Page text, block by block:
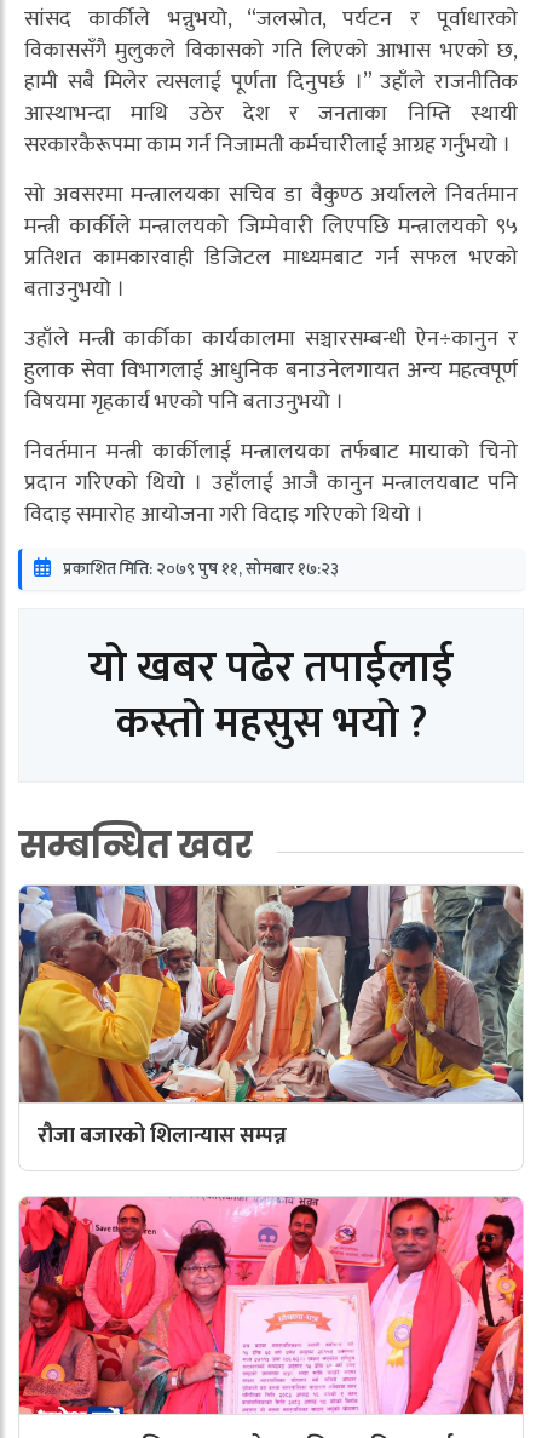
सांसद कार्कीले भन्नुभयो, “जलस्रोत, पर्यटन र पूर्वाधारको
विकाससँगै मुलुकले विकासको गति लिएको आभास भएको छ,
हामी सबै मिलेर त्यसलाई पूर्णता दिनुपर्छ ।” उहाँले राजनीतिक
आस्थाभन्दा माथि उठेर देश र जनताका निम्ति स्थायी
सरकारकैरूपमा काम गर्न निजामती कर्मचारीलाई आग्रह गर्नुभयो ।
सो अवसरमा मन्त्रालयका सचिव डा वैकुण्ठ अर्यालले निवर्तमान
मन्त्री कार्कीले मन्त्रालयको जिम्मेवारी लिएपछि मन्त्रालयको ९५
प्रतिशत कामकारवाही डिजिटल माध्यमबाट गर्न सफल भएको
बताउनुभयो ।
उहाँले मन्त्री कार्कीका कार्यकालमा सञ्चारसम्बन्धी ऐन÷कानुन र
हुलाक सेवा विभागलाई आधुनिक बनाउनेलगायत अन्य महत्वपूर्ण
विषयमा गृहकार्य भएको पनि बताउनुभयो ।
निवर्तमान मन्त्री कार्कीलाई मन्त्रालयका तर्फबाट मायाको चिनो
प्रदान गरिएको थियो । उहाँलाई आजै कानुन मन्त्रालयबाट पनि
विदाइ समारोह आयोजना गरी विदाइ गरिएको थियो ।
प्रकाशित मिति: २०७९ पुष ११, सोमबार १७:२३
यो खबर पढेर तपाईलाई
कस्तो महसुस भयो ?
सम्बन्धित खवर
रौजा बजारको शिलान्यास सम्पन्न